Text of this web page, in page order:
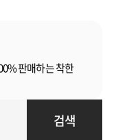
판매하는 착한
검색